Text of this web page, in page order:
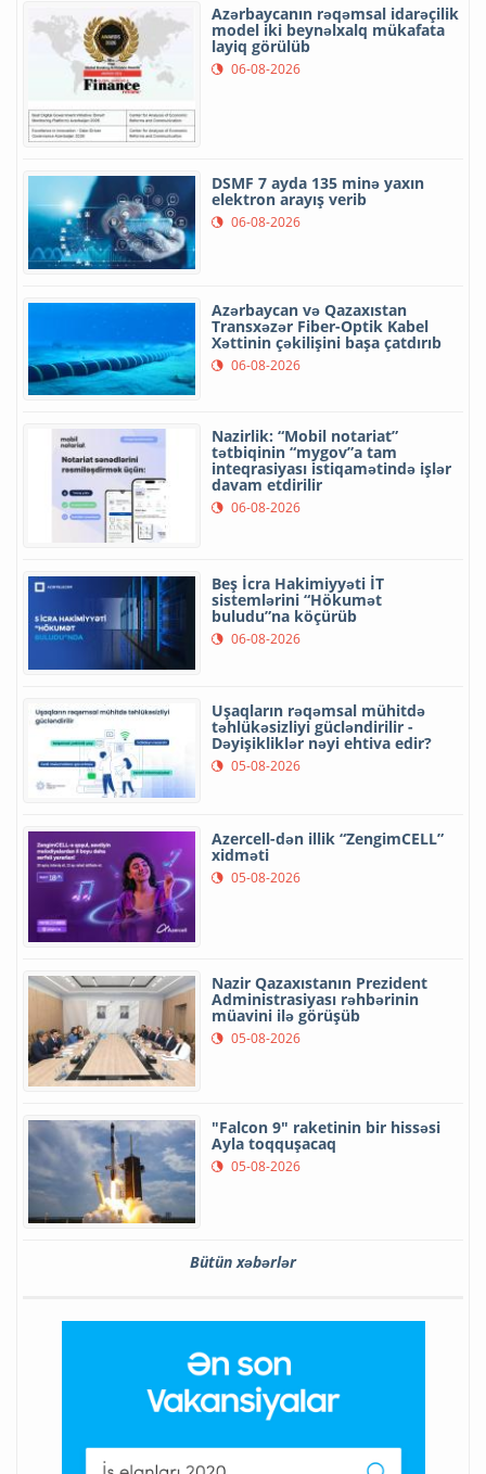
Azərbaycanın rəqəmsal idarəçilik
model iki beynəlxalq mükafata
layiq görülüb
06-08-2026
DSMF 7 ayda 135 minə yaxın
elektron arayış verib
06-08-2026
Azərbaycan və Qazaxıstan
Transxəzər Fiber-Optik Kabel
Xəttinin çəkilişini başa çatdırıb
06-08-2026
Nazirlik: “Mobil notariat”
tətbiqinin “mygov”a tam
inteqrasiyası istiqamətində işlər
davam etdirilir
06-08-2026
Beş İcra Hakimiyyəti İT
sistemlərini “Hökumət
buludu”na köçürüb
06-08-2026
Uşaqların rəqəmsal mühitdə
təhlükəsizliyi gücləndirilir -
Dəyişikliklər nəyi ehtiva edir?
05-08-2026
Azercell-dən illik “ZengimCELL”
xidməti
05-08-2026
Nazir Qazaxıstanın Prezident
Administrasiyası rəhbərinin
müavini ilə görüşüb
05-08-2026
"Falcon 9" raketinin bir hissəsi
Ayla toqquşacaq
05-08-2026
Bütün xəbərlər